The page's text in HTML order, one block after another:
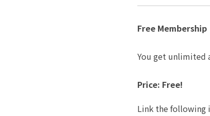
Free Membership
You get unlimited
Price: Free!
Link the following